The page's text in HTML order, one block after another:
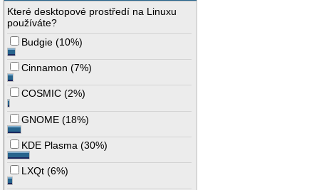
Které desktopové prostředí na Linuxu
používáte?
Budgie (10%)
Cinnamon (7%)
COSMIC (2%)
GNOME (18%)
KDE Plasma (30%)
LXQt (6%)